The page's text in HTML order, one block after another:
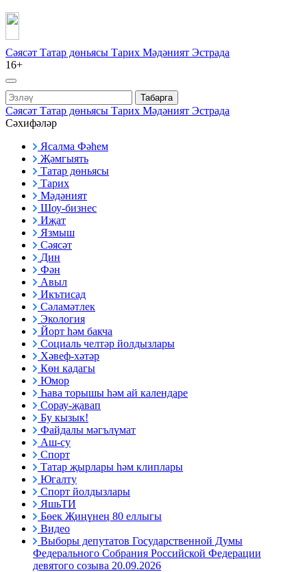
Сәясәт Татар дөньясы Тарих Мәдәният Эстрада
16+
Табарга
Сәясәт Татар дөньясы Тарих Мәдәният Эстрада
Сәхифәләр
Ясалма Фәһем
Җәмгыять
Татар дөньясы
Тарих
Мәдәният
Шоу-бизнес
Иҗат
Язмыш
Сәясәт
Дин
Фән
Авыл
Икътисад
Сәламәтлек
Экология
Йорт һәм бакча
Социаль челтәр йолдызлары
Хәвеф-хәтәр
Көн кадагы
Юмор
Һава торышы һәм ай календаре
Сорау-җавап
Бу кызык!
Файдалы мәгълүмат
Аш-су
Спорт
Татар җырлары һәм клиплары
Югалту
Спорт йолдызлары
ЯшьТИ
Бөек Җиңүнең 80 еллыгы
Видео
Выборы депутатов Государственной Думы
Федерального Собрания Российской Федерации
девятого созыва 20.09.2026